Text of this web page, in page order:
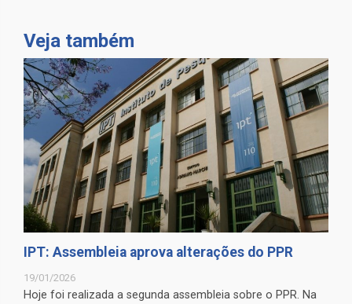
Veja também
IPT: Assembleia aprova alterações do PPR
19/01/2026
Hoje foi realizada a segunda assembleia sobre o PPR. Na